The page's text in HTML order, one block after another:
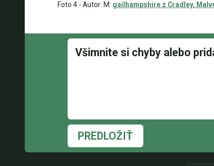
Foto 4 - Autor: M: gailhampshire z Cradley,
PREDLOŽIŤ